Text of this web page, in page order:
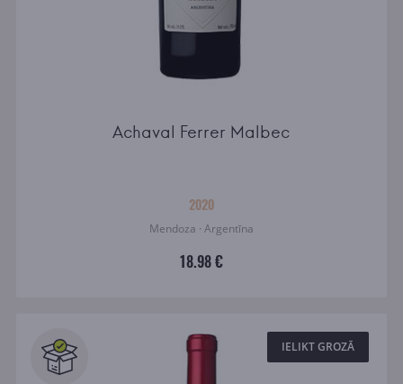
Achaval Ferrer Malbec
2020
Mendoza · Argentīna
18.98 €
IELIKT GROZĀ